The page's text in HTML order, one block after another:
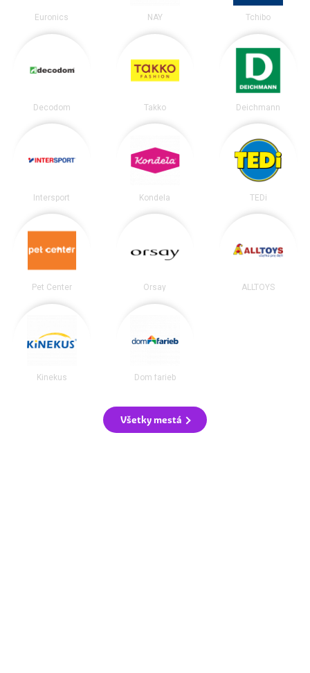
Euronics NAY Tchibo
Decodom Takko Deichmann
Intersport Kondela TEDi
Pet Center Orsay ALLTOYS
Kinekus Dom farieb
Všetky mestá